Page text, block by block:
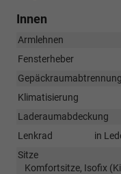
Innen
Armlehnen
Fensterheber
Gepäckraumabtrennung
Klimatisierung
Laderaumabdeckung
Lenkrad
in
Sitze
Komfortsitze, Isofix